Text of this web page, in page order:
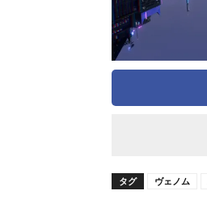
タグ ヴェノム